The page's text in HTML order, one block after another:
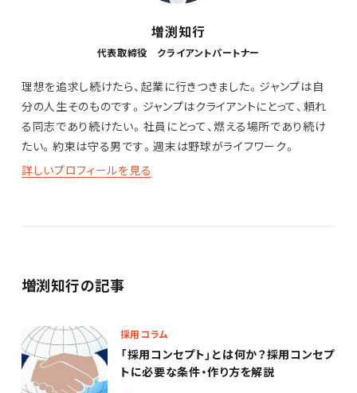
増渕知行
代表取締役 クライアントパートナー
理想を追求し続けたら、起業に行きつきました。ジャンプは自
分の人生そのものです。ジャンプはクライアントにとって、頼れ
る同志であり続けたい。社員にとって、燃える場所であり続け
たい。約束は守る男です。週末は野球がライフワーク。
詳しいプロフィールを見る
増渕知行の記事
採用コラム
「採用コンセプト」とは何か？採用コンセプ
トに必要な条件・作り方を解説